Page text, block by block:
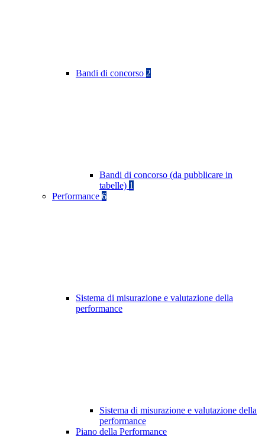
Bandi di concorso 2
Bandi di concorso (da pubblicare in
tabelle) 1
Performance 6
Sistema di misurazione e valutazione della
performance
Sistema di misurazione e valutazione della
performance
Piano della Performance